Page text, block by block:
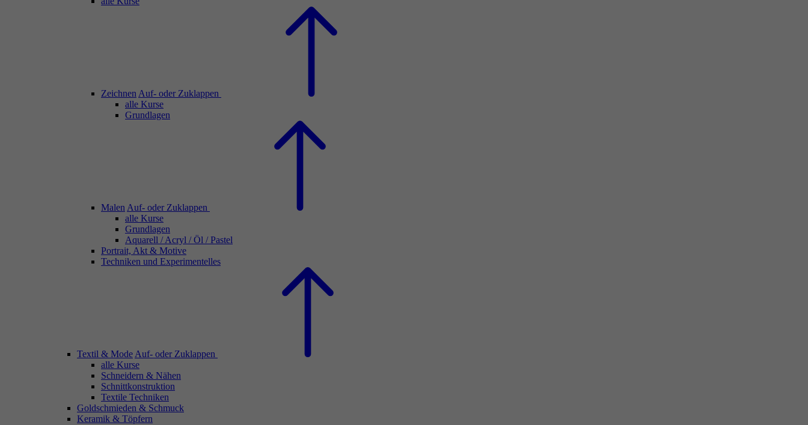
Zeichnen Auf- oder Zuklappen
alle Kurse
Grundlagen
Malen Auf- oder Zuklappen
alle Kurse
Grundlagen
Aquarell / Acryl / Öl / Pastel
Portrait, Akt & Motive
Techniken und Experimentelles
Textil & Mode Auf- oder Zuklappen
alle Kurse
Schneidern & Nähen
Schnittkonstruktion
Textile Techniken
Goldschmieden & Schmuck
Keramik & Töpfern